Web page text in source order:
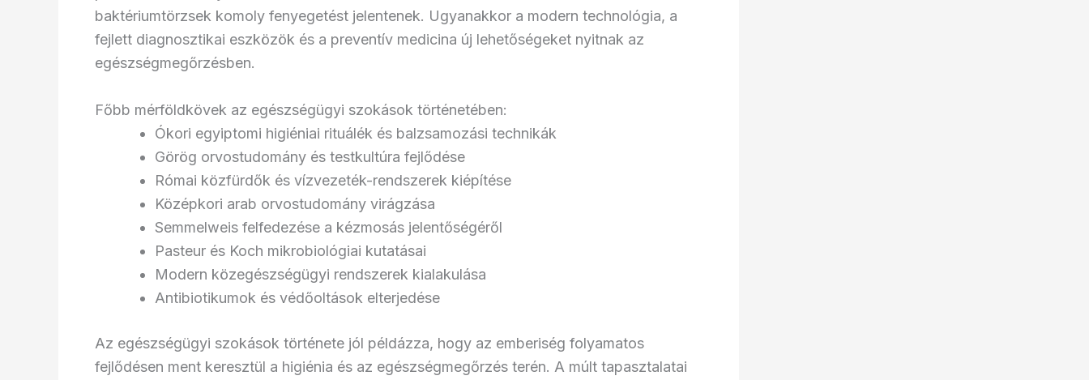
baktériumtörzsek komoly fenyegetést jelentenek. Ugyanakkor a modern technológia, a
fejlett diagnosztikai eszközök és a preventív medicina új lehetőségeket nyitnak az
egészségmegőrzésben.
Főbb mérföldkövek az egészségügyi szokások történetében:
Ókori egyiptomi higiéniai rituálék és balzsamozási technikák
Görög orvostudomány és testkultúra fejlődése
Római közfürdők és vízvezeték-rendszerek kiépítése
Középkori arab orvostudomány virágzása
Semmelweis felfedezése a kézmosás jelentőségéről
Pasteur és Koch mikrobiológiai kutatásai
Modern közegészségügyi rendszerek kialakulása
Antibiotikumok és védőoltások elterjedése
Az egészségügyi szokások története jól példázza, hogy az emberiség folyamatos
fejlődésen ment keresztül a higiénia és az egészségmegőrzés terén. A múlt tapasztalatai